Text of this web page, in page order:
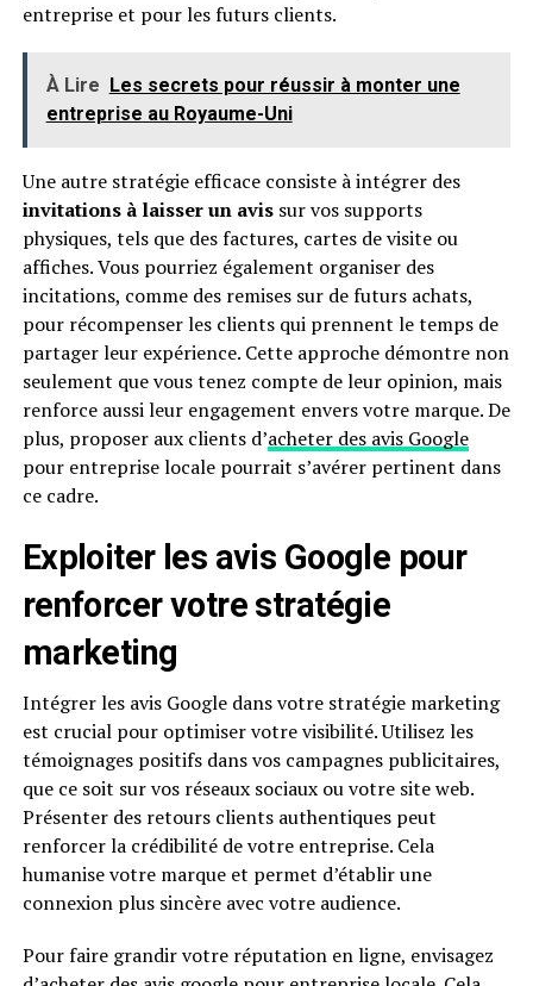
entreprise et pour les futurs clients.
À Lire Les secrets pour réussir à monter une
entreprise au Royaume-Uni
Une autre stratégie efficace consiste à intégrer des
invitations à laisser un avissur vos supports
physiques, tels que des factures, cartes de visite ou
affiches. Vous pourriez également organiser des
incitations, comme des remises sur de futurs achats,
pour récompenser les clients qui prennent le temps de
partager leur expérience. Cette approche démontre non
seulement que vous tenez compte de leur opinion, mais
renforce aussi leur engagement envers votre marque. De
plus, proposer aux clients d’acheter des avis Google
pour entreprise locale pourrait s’avérer pertinent dans
ce cadre.
Exploiter les avis Google pour
renforcer votre stratégie
marketing
Intégrer les avis Google dans votre stratégie marketing
est crucial pour optimiser votre visibilité. Utilisez les
témoignages positifs dans vos campagnes publicitaires,
que ce soit sur vos réseaux sociaux ou votre site web.
Présenter des retours clients authentiques peut
renforcer la crédibilité de votre entreprise. Cela
humanise votre marque et permet d’établir une
connexion plus sincère avec votre audience.
Pour faire grandir votre réputation en ligne, envisagez